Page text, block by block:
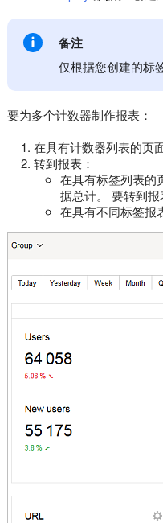
备注
仅根据您创建的标
要为多个计数器制作报表：
在具有计数器列表的页
转到报表：
在具有标签列表的
据总计。 要转到
在具有不同标签报